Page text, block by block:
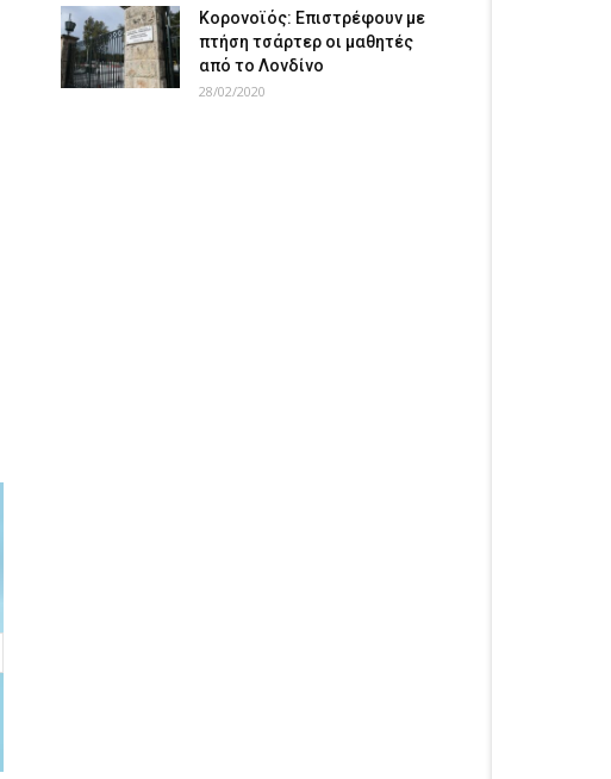
Κορονοϊός: Επιστρέφουν με
πτήση τσάρτερ οι μαθητές
από το Λονδίνο
28/02/2020